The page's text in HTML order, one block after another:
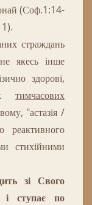
(Соф.1:14-
страждань
якесь інше
здорові,
тимчасових
"астазія /
реактивного
стихійними
зі Свого
і ступає по